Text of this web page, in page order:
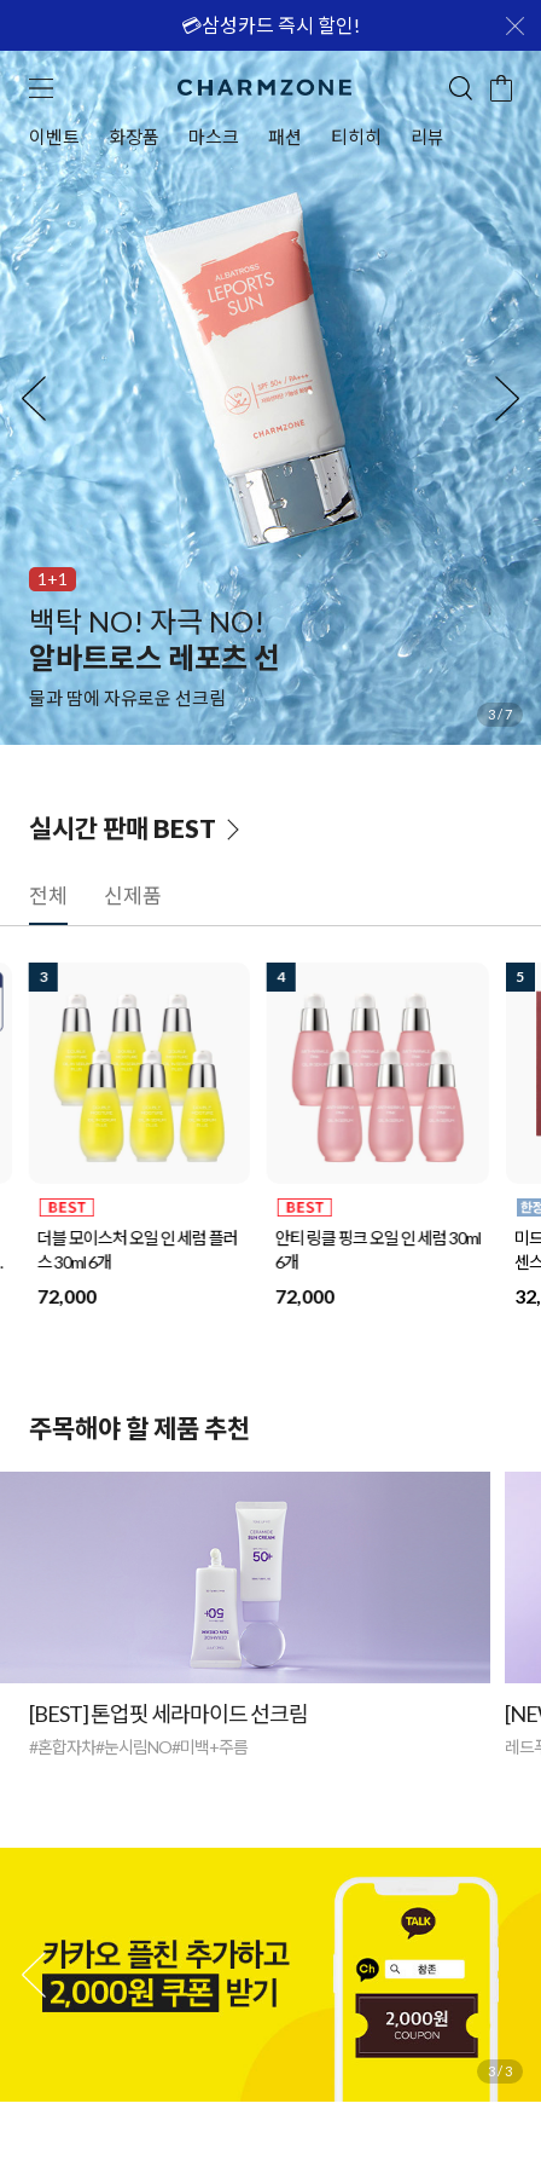
💳삼성카드 즉시 할인!
이벤트 화장품 마스크 패션 티히히 리뷰
1+1
백탁 NO! 자극 NO!
알바트로스 레포츠 선
물과 땀에 자유로운 선크림
3/7
실시간 판매 BEST
전체 신제품
3
더블 모이스처 오일 인 세럼 플러
스 30ml 6개
72,000
4
안티 링클 핑크 오일 인 세럼 30ml
6개
72,000
5
미
센
주목해야 할 제품 추천
[BEST] 톤업핏 세라마이드 선크림
#혼합자차#눈시림NO#미백+주름 레드
1/3